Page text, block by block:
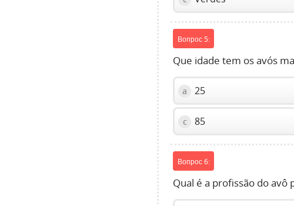
Вопрос 5:
Que idade tem os avós
a 25
c 85
Вопрос 6:
Qual é a profissão do avô